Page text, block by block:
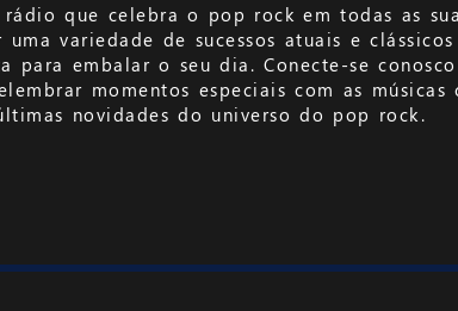
que celebra o pop rock em todas as
variedade de sucessos atuais e
para embalar o seu dia. Conecte-se
momentos especiais com as músicas
novidades do universo do pop rock.